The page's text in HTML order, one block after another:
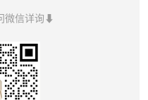
微信详询⬇